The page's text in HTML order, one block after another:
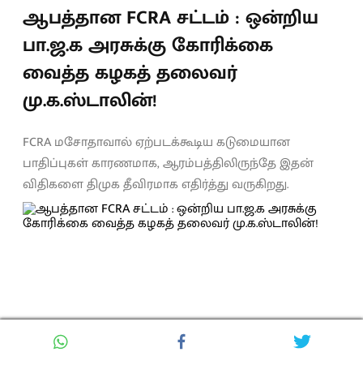
ஆபத்தான FCRA சட்டம் : ஒன்றிய
பா.ஜ.க அரசுக்கு கோரிக்கை
வைத்த கழகத் தலைவர்
மு.க.ஸ்டாலின்!
FCRA மசோதாவால் ஏற்படக்கூடிய கடுமையான
பாதிப்புகள் காரணமாக, ஆரம்பத்திலிருந்தே இதன்
விதிகளை திமுக தீவிரமாக எதிர்த்து வருகிறது.